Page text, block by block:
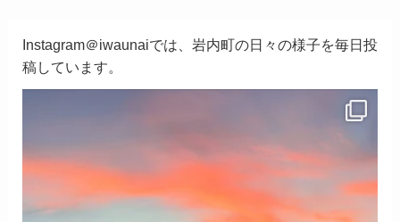
Instagram＠iwaunaiでは、岩内町の日々の様子を毎日投
稿しています。